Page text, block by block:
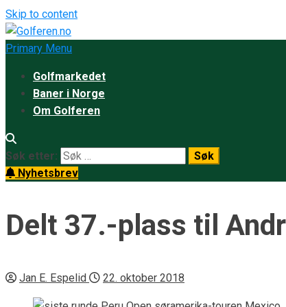
Skip to content
Primary Menu
Golfmarkedet
Baner i Norge
Om Golferen
Søk etter:
Nyhetsbrev
Delt 37.-plass til
Jan E. Espelid 22. oktober 2018